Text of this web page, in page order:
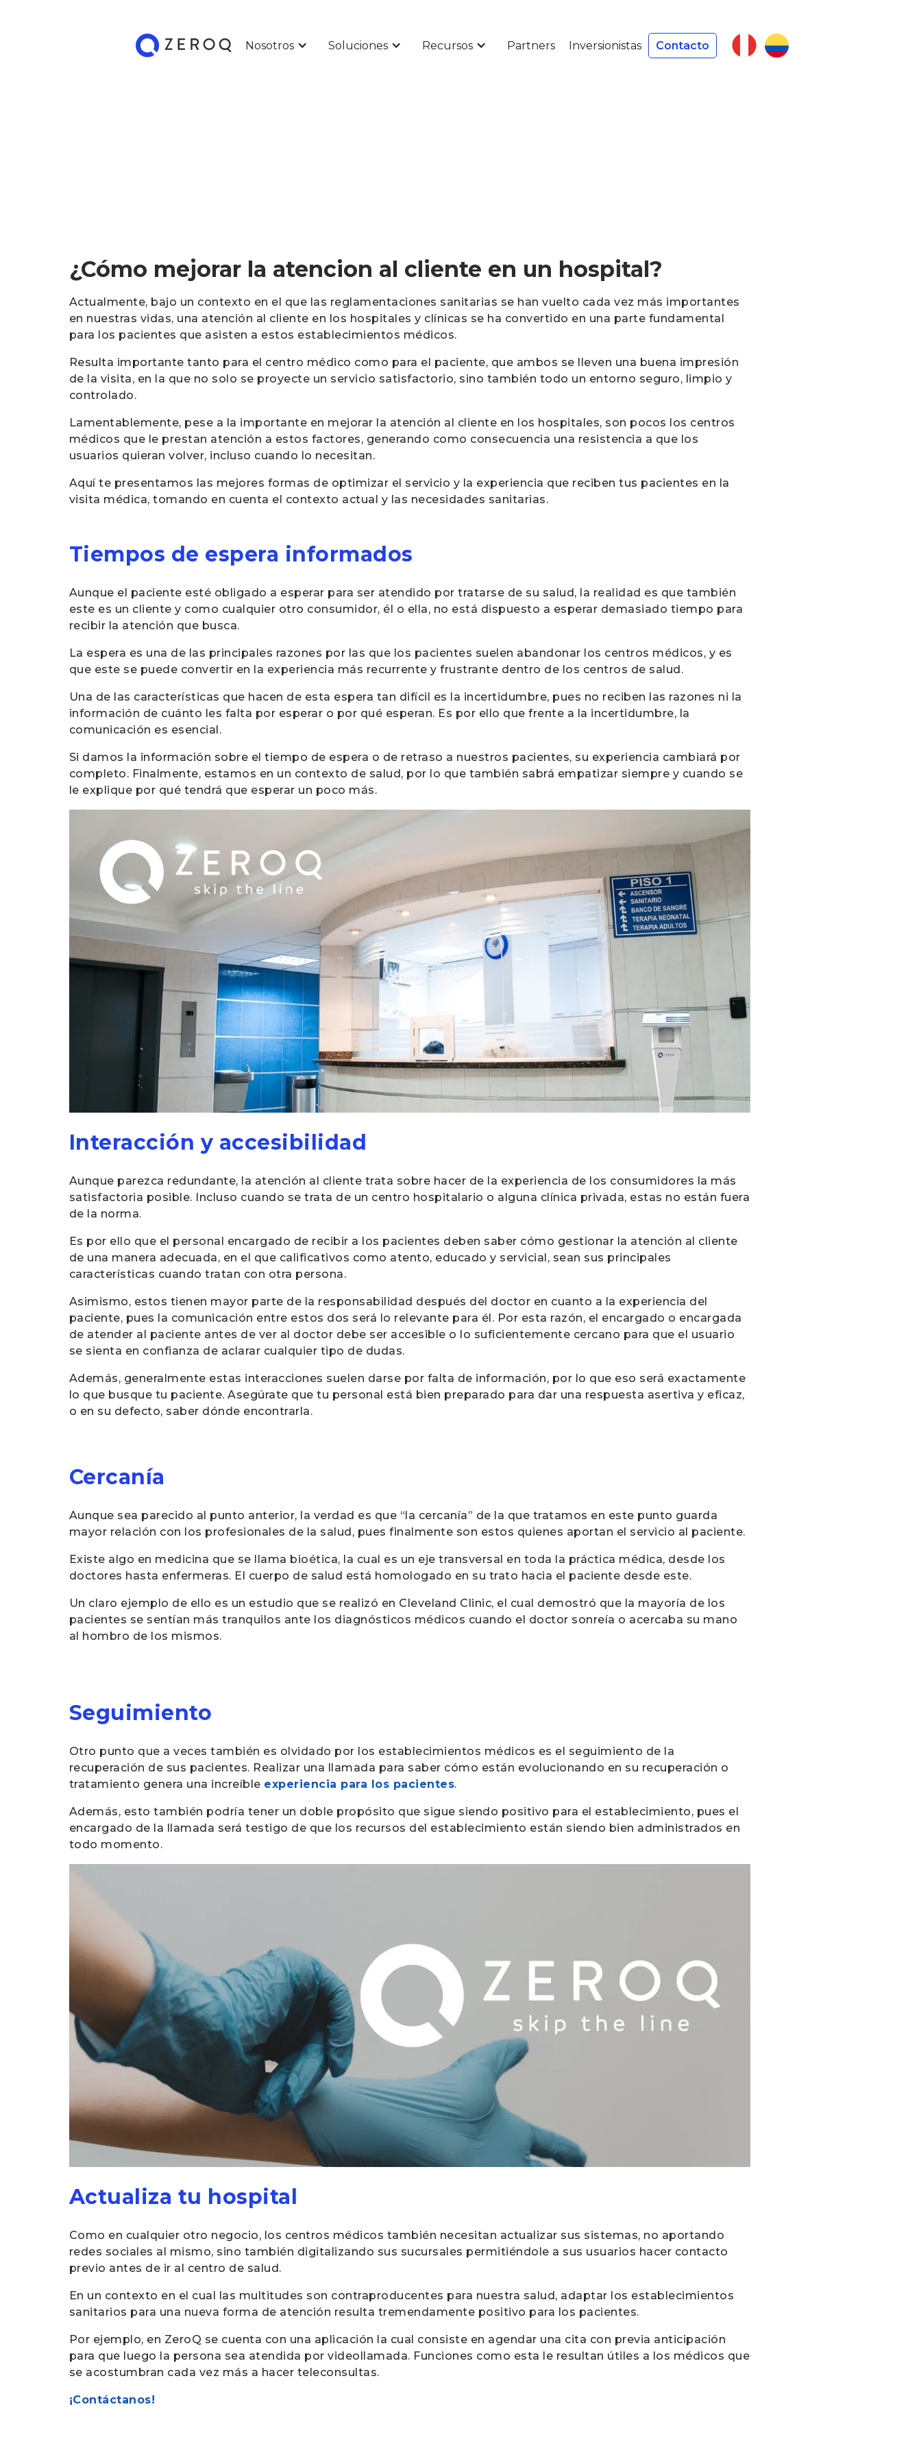
Nosotros Soluciones Recursos Partners Inversionistas Contacto
¿Cómo mejorar la atencion al cliente en un hospital?
Actualmente, bajo un contexto en el que las reglamentaciones sanitarias se han vuelto cada vez más importantes
en nuestras vidas, una atención al cliente en los hospitales y clínicas se ha convertido en una parte fundamental
para los pacientes que asisten a estos establecimientos médicos.
Resulta importante tanto para el centro médico como para el paciente, que ambos se lleven una buena impresión
de la visita, en la que no solo se proyecte un servicio satisfactorio, sino también todo un entorno seguro, limpio y
controlado.
Lamentablemente, pese a la importante en mejorar la atención al cliente en los hospitales, son pocos los centros
médicos que le prestan atención a estos factores, generando como consecuencia una resistencia a que los
usuarios quieran volver, incluso cuando lo necesitan.
Aquí te presentamos las mejores formas de optimizar el servicio y la experiencia que reciben tus pacientes en la
visita médica, tomando en cuenta el contexto actual y las necesidades sanitarias.
Tiempos de espera informados
Aunque el paciente esté obligado a esperar para ser atendido por tratarse de su salud, la realidad es que también
este es un cliente y como cualquier otro consumidor, él o ella, no está dispuesto a esperar demasiado tiempo para
recibir la atención que busca.
La espera es una de las principales razones por las que los pacientes suelen abandonar los centros médicos, y es
que este se puede convertir en la experiencia más recurrente y frustrante dentro de los centros de salud.
Una de las características que hacen de esta espera tan difícil es la incertidumbre, pues no reciben las razones ni la
información de cuánto les falta por esperar o por qué esperan. Es por ello que frente a la incertidumbre, la
comunicación es esencial.
Si damos la información sobre el tiempo de espera o de retraso a nuestros pacientes, su experiencia cambiará por
completo. Finalmente, estamos en un contexto de salud, por lo que también sabrá empatizar siempre y cuando se
le explique por qué tendrá que esperar un poco más.
Interacción y accesibilidad
Aunque parezca redundante, la atención al cliente trata sobre hacer de la experiencia de los consumidores la más
satisfactoria posible. Incluso cuando se trata de un centro hospitalario o alguna clínica privada, estas no están fuera
de la norma.
Es por ello que el personal encargado de recibir a los pacientes deben saber cómo gestionar la atención al cliente
de una manera adecuada, en el que calificativos como atento, educado y servicial, sean sus principales
características cuando tratan con otra persona.
Asimismo, estos tienen mayor parte de la responsabilidad después del doctor en cuanto a la experiencia del
paciente, pues la comunicación entre estos dos será lo relevante para él. Por esta razón, el encargado o encargada
de atender al paciente antes de ver al doctor debe ser accesible o lo suficientemente cercano para que el usuario
se sienta en confianza de aclarar cualquier tipo de dudas.
Además, generalmente estas interacciones suelen darse por falta de información, por lo que eso será exactamente
lo que busque tu paciente. Asegúrate que tu personal está bien preparado para dar una respuesta asertiva y eficaz,
o en su defecto, saber dónde encontrarla.
Cercanía
Aunque sea parecido al punto anterior, la verdad es que “la cercanía” de la que tratamos en este punto guarda
mayor relación con los profesionales de la salud, pues finalmente son estos quienes aportan el servicio al paciente.
Existe algo en medicina que se llama bioética, la cual es un eje transversal en toda la práctica médica, desde los
doctores hasta enfermeras. El cuerpo de salud está homologado en su trato hacia el paciente desde este.
Un claro ejemplo de ello es un estudio que se realizó en Cleveland Clinic, el cual demostró que la mayoría de los
pacientes se sentían más tranquilos ante los diagnósticos médicos cuando el doctor sonreía o acercaba su mano
al hombro de los mismos.
Seguimiento
Otro punto que a veces también es olvidado por los establecimientos médicos es el seguimiento de la
recuperación de sus pacientes. Realizar una llamada para saber cómo están evolucionando en su recuperación o
tratamiento genera una increíble experiencia para los pacientes.
Además, esto también podría tener un doble propósito que sigue siendo positivo para el establecimiento, pues el
encargado de la llamada será testigo de que los recursos del establecimiento están siendo bien administrados en
todo momento.
Actualiza tu hospital
Como en cualquier otro negocio, los centros médicos también necesitan actualizar sus sistemas, no aportando
redes sociales al mismo, sino también digitalizando sus sucursales permitiéndole a sus usuarios hacer contacto
previo antes de ir al centro de salud.
En un contexto en el cual las multitudes son contraproducentes para nuestra salud, adaptar los establecimientos
sanitarios para una nueva forma de atención resulta tremendamente positivo para los pacientes.
Por ejemplo, en ZeroQ se cuenta con una aplicación la cual consiste en agendar una cita con previa anticipación
para que luego la persona sea atendida por videollamada. Funciones como esta le resultan útiles a los médicos que
se acostumbran cada vez más a hacer teleconsultas.
¡Contáctanos!